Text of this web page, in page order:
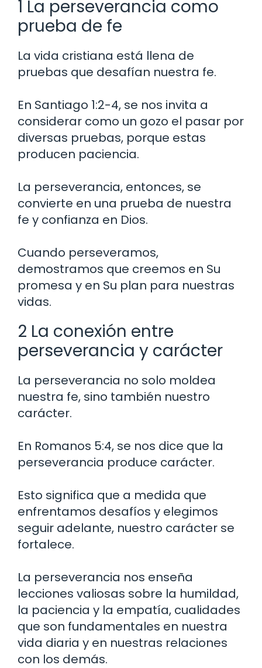
1 La perseverancia como
prueba de fe
La vida cristiana está llena de
pruebas que desafían nuestra fe.
En Santiago 1:2-4, se nos invita a
considerar como un gozo el pasar por
diversas pruebas, porque estas
producen paciencia.
La perseverancia, entonces, se
convierte en una prueba de nuestra
fe y confianza en Dios.
Cuando perseveramos,
demostramos que creemos en Su
promesa y en Su plan para nuestras
vidas.
2 La conexión entre
perseverancia y carácter
La perseverancia no solo moldea
nuestra fe, sino también nuestro
carácter.
En Romanos 5:4, se nos dice que la
perseverancia produce carácter.
Esto significa que a medida que
enfrentamos desafíos y elegimos
seguir adelante, nuestro carácter se
fortalece.
La perseverancia nos enseña
lecciones valiosas sobre la humildad,
la paciencia y la empatía, cualidades
que son fundamentales en nuestra
vida diaria y en nuestras relaciones
con los demás.